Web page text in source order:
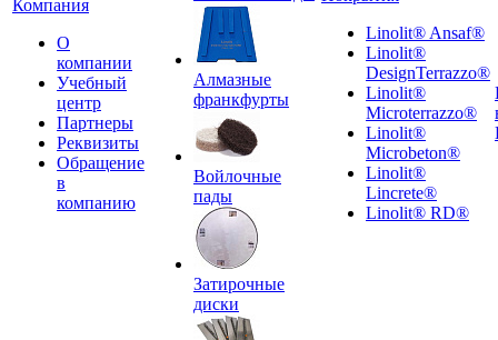
Компания
О
компании
Учебный
центр
Партнеры
Реквизиты
Обращение
в
компанию
Алмазные
франкфурты
Войлочные
пады
Затирочные
диски
Linolit® Ansaf®
Linolit®
DesignTerrazzo®
Linolit®
Microterrazzo®
Linolit®
Microbeton®
Linolit®
Lincrete®
Linolit® RD®